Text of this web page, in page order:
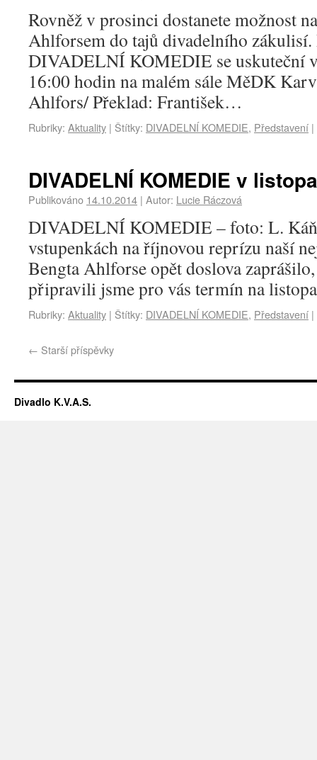
Rovněž v prosinci dostanete možnost
Ahlforsem do tajů divadelního
DIVADELNÍ KOMEDIE se uskuteční
16:00 hodin na malém sále MěDK
Ahlfors/ Překlad: František…
Rubriky: Aktuality | Štítky: DIVADELNÍ KOMEDIE, Představení |
DIVADELNÍ KOMEDIE v
Publikováno 14.10.2014 | Autor: Lucie Ráczová
DIVADELNÍ KOMEDIE – foto: L.
vstupenkách na říjnovou reprízu naší
Bengta Ahlforse opět doslova
připravili jsme pro vás termín na
Rubriky: Aktuality | Štítky: DIVADELNÍ KOMEDIE, Představení |
← Starší příspěvky
Divadlo K.V.A.S.